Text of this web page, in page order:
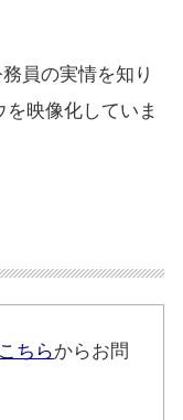
員の実情を知り
映像化していま
こちらからお問